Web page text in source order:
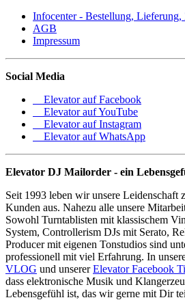
Infocenter - Bestellung, Lieferung,
AGB
Impressum
Social Media
Elevator auf Facebook
Elevator auf YouTube
Elevator auf Instagram
Elevator auf WhatsApp
Elevator DJ Mailorder - ein
Seit 1993 leben wir unsere Leidenschaft
Kunden aus. Nahezu alle unsere
Sowohl Turntablisten mit klassischem
System, Controllerism DJs mit Serato,
Producer mit eigenen Tonstudios sind
professionell mit viel Erfahrung. In
VLOG und unsererElevator Facebook
dass elektronische Musik und
Lebensgefühl ist, das wir gerne mit Dir